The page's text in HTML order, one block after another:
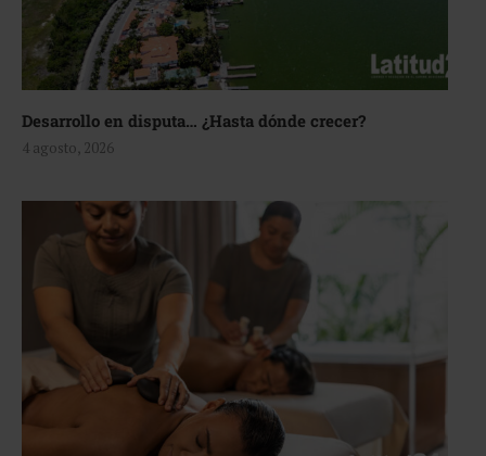
Desarrollo en disputa… ¿Hasta dónde crecer?
4 agosto, 2026